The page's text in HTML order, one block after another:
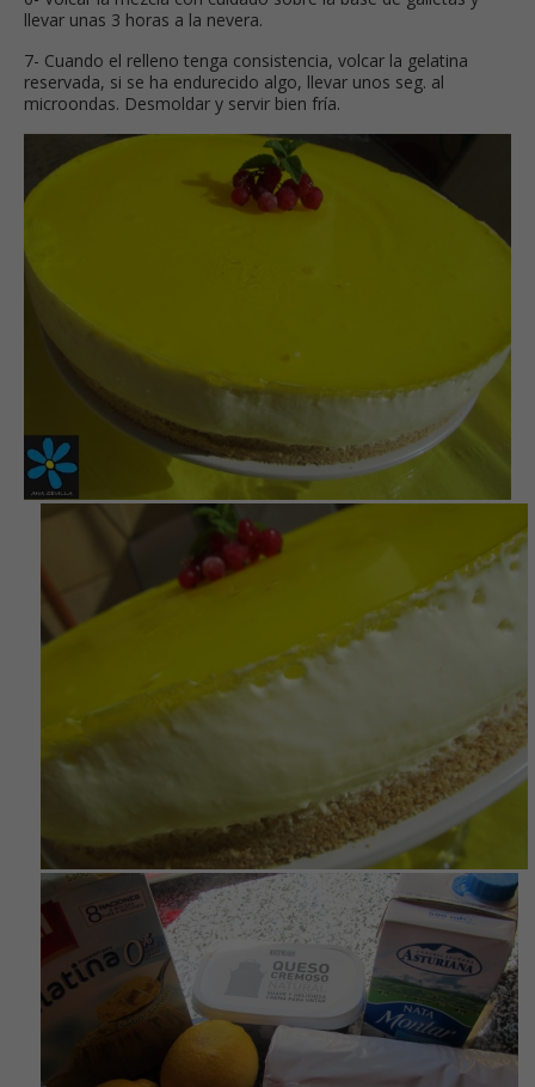
llevar unas 3 horas a la nevera.
7- Cuando el relleno tenga consistencia, volcar la gelatina
reservada, si se ha endurecido algo, llevar unos seg. al
microondas. Desmoldar y servir bien fría.